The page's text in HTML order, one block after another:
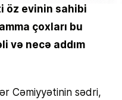
öz evinin sahibi
çoxları bu
və necə addım
Cəmiyyətinin sədri,